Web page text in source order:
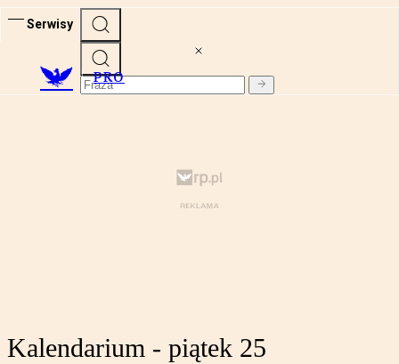
Serwisy
PRO
Kalendarium - piątek 25